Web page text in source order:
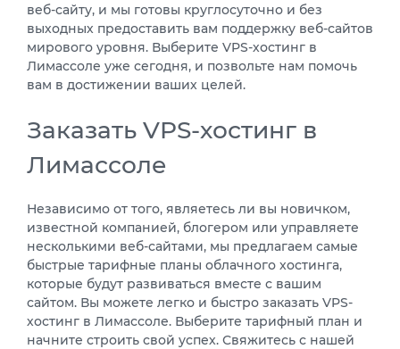
веб-сайту, и мы готовы круглосуточно и без
выходных предоставить вам поддержку веб-сайтов
мирового уровня. Выберите VPS-хостинг в
Лимассоле уже сегодня, и позвольте нам помочь
вам в достижении ваших целей.
Заказать VPS-хостинг в
Лимассоле
Независимо от того, являетесь ли вы новичком,
известной компанией, блогером или управляете
несколькими веб-сайтами, мы предлагаем самые
быстрые тарифные планы облачного хостинга,
которые будут развиваться вместе с вашим
сайтом. Вы можете легко и быстро заказать VPS-
хостинг в Лимассоле. Выберите тарифный план и
начните строить свой успех. Свяжитесь с нашей